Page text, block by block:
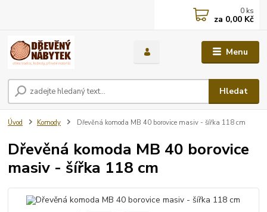
Menu
Hledat
0 ks
za 0,00 Kč
Úvod Komody Dřevěná komoda MB 40 borovice masiv - šířka 118 cm
Dřevěná komoda MB 40 borovice
masiv - šířka 118 cm